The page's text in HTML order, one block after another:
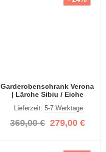
Garderobenschrank Verona
| Lärche Sibiu / Eiche
Lieferzeit:5-7 Werktage
369,00 € 279,00 €